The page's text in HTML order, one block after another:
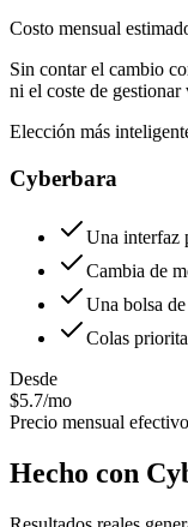
Costo mensual
Sin contar el cambio
ni el coste de gestionar
Elección más
Cyberbara
Una interfaz
Cambia de
Una bolsa
Colas
Desde
$5.7/mo
Precio mensual
Hecho con